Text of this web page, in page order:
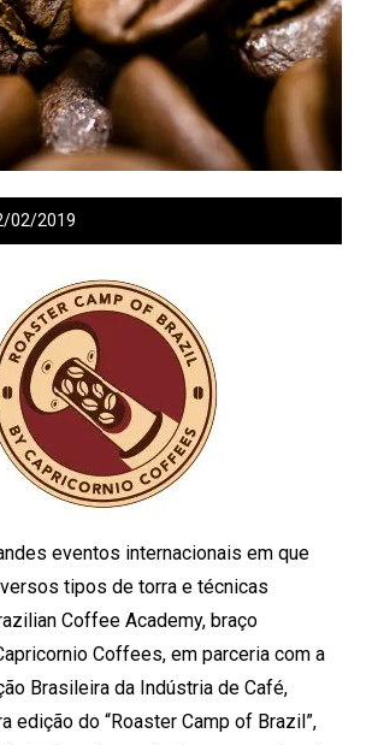
02/2019
eventos internacionais em que
tipos de torra e técnicas
Coffee Academy, braço
Coffees, em parceria com a
Brasileira da Indústria de Café,
edição do “Roaster Camp of Brazil”,